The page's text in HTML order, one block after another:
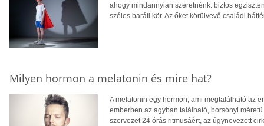
ahogy mindannyian szeretnénk: biztos
széles baráti kör. Az őket körülvevő családi
Milyen hormon a melatonin és mire hat?
A melatonin egy hormon, ami megtalálható az
emberben az agyban található, borsónyi
szervezet 24 órás ritmusáért, az úgynevezett